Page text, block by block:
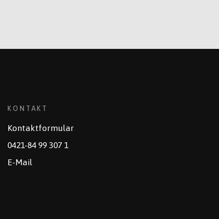
KONTAKT
Kontaktformular
0421-84 99 307 1
E-Mail